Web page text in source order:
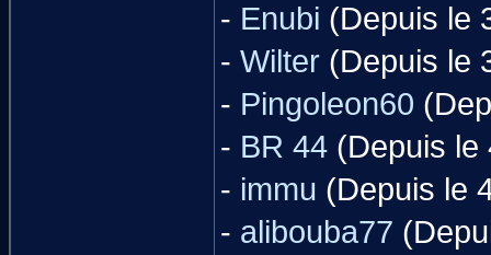
- Enubi (Depuis le
- Wilter (Depuis le
- Pingoleon60
- BR 44 (Depuis le
- immu (Depuis le
- alibouba77